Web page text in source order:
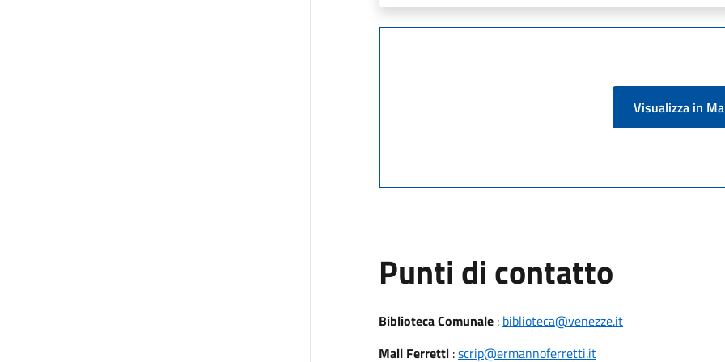
Visualizza in
Punti di contatto
Biblioteca Comunale: biblioteca@venezze.it
Mail Ferretti:scrip@ermannoferretti.it